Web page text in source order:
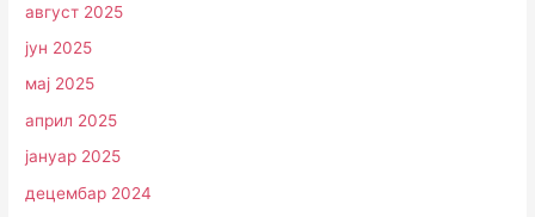
август 2025
јун 2025
мај 2025
април 2025
јануар 2025
децембар 2024